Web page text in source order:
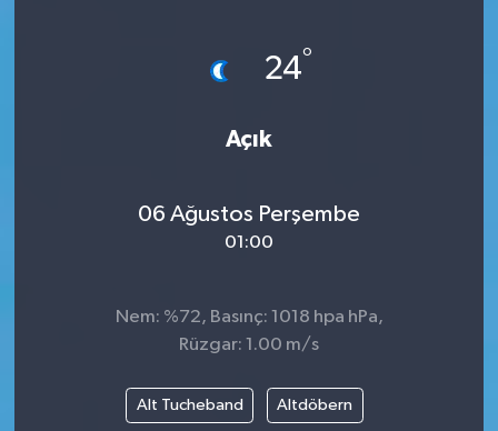
24°
Açık
06 Ağustos Perşembe
01:00
Nem: %72, Basınç: 1018 hpa hPa,
Rüzgar: 1.00 m/s
Alt Tucheband Altdöbern